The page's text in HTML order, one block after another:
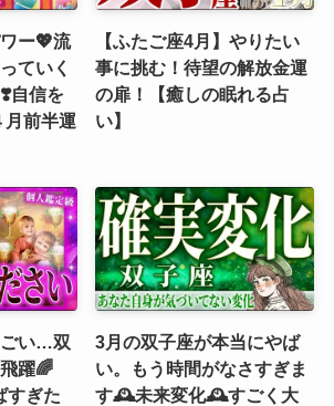
ー💖流
ていく
自信を
前半運
【ふたご座4月】やりたい
事に挑む！待望の解放金運
の扉！【癒しの眠れる占
い】
ごい…双
躍🌈
すぎた
3月の双子座が本当にやば
い。もう時間がなさすぎま
す🕰️未来変化🕰️すごく大